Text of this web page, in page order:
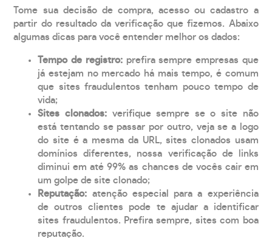
Tome sua decisão de compra, acesso ou cadastro a
partir do resultado da verificação que fizemos. Abaixo
algumas dicas para você entender melhor os dados:
Tempo de registro: prefira sempre empresas que
já estejam no mercado há mais tempo, é comum
que sites fraudulentos tenham pouco tempo de
vida;
Sites clonados: verifique sempre se o site não
está tentando se passar por outro, veja se a logo
do site é a mesma da URL, sites clonados usam
domínios diferentes, nossa verificação de links
diminui em até 99% as chances de vocês cair em
um golpe de site clonado;
Reputação: atenção especial para a experiência
de outros clientes pode te ajudar a identificar
sites fraudulentos. Prefira sempre, sites com boa
reputação.